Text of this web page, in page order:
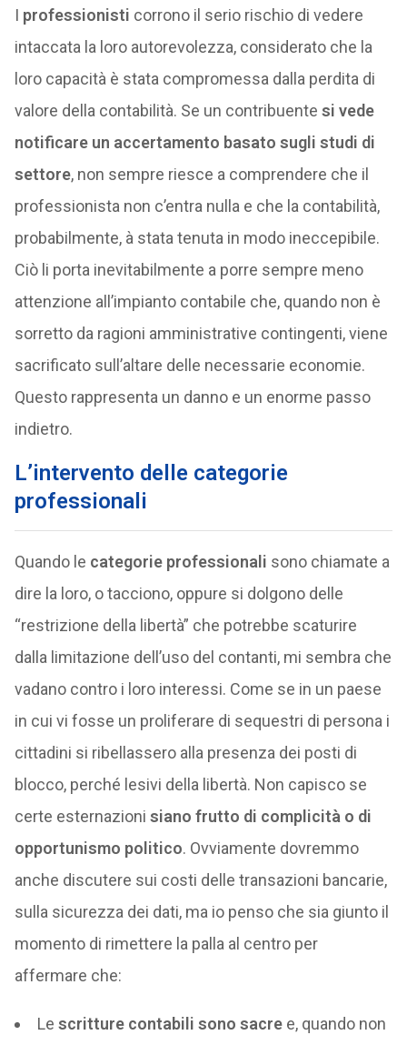
I professionisti corrono il serio rischio di vedere
intaccata la loro autorevolezza, considerato che la
loro capacità è stata compromessa dalla perdita di
valore della contabilità. Se un contribuente si vede
notificare un accertamento basato sugli studi di
settore, non sempre riesce a comprendere che il
professionista non c’entra nulla e che la contabilità,
probabilmente, à stata tenuta in modo ineccepibile.
Ciò li porta inevitabilmente a porre sempre meno
attenzione all’impianto contabile che, quando non è
sorretto da ragioni amministrative contingenti, viene
sacrificato sull’altare delle necessarie economie.
Questo rappresenta un danno e un enorme passo
indietro.
L’intervento delle categorie
professionali
Quando le categorie professionali sono chiamate a
dire la loro, o tacciono, oppure si dolgono delle
“restrizione della libertà” che potrebbe scaturire
dalla limitazione dell’uso del contanti, mi sembra che
vadano contro i loro interessi. Come se in un paese
in cui vi fosse un proliferare di sequestri di persona i
cittadini si ribellassero alla presenza dei posti di
blocco, perché lesivi della libertà. Non capisco se
certe esternazioni siano frutto di complicità o di
opportunismo politico. Ovviamente dovremmo
anche discutere sui costi delle transazioni bancarie,
sulla sicurezza dei dati, ma io penso che sia giunto il
momento di rimettere la palla al centro per
affermare che:
Le scritture contabili sono sacree, quando non